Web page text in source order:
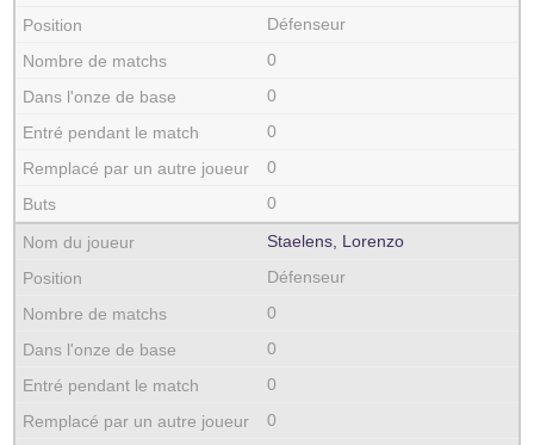
Défenseur
0
0
0
0
0
Staelens, Lorenzo
Défenseur
0
0
0
0